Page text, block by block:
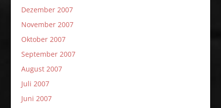
Dezember 2007
November 2007
Oktober 2007
September 2007
August 2007
Juli 2007
Juni 2007